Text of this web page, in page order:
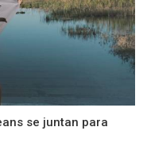
se juntan para